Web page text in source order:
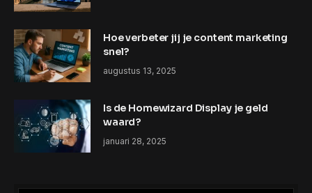
Hoe verbeter jij je content marketing
snel?
augustus 13, 2025
Is de Homewizard Display je geld
waard?
januari 28, 2025